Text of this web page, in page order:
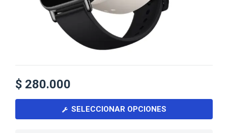
$ 280.000
SELECCIONAR OPCIONES